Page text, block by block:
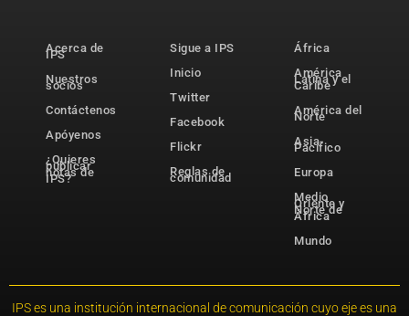
Acerca de
IPS
Nuestros
socios
Contáctenos
Apóyenos
¿Quieres
publicar
notas de
IPS?
Sigue a IPS
Inicio
Twitter
Facebook
Flickr
Reglas de
comunidad
África
América
Latina y el
Caribe
América del
Norte
Asia-
Pacífico
Europa
Medio
Oriente y
Norte de
África
Mundo
IPS es una institución internacional de comunicación cuyo eje es una